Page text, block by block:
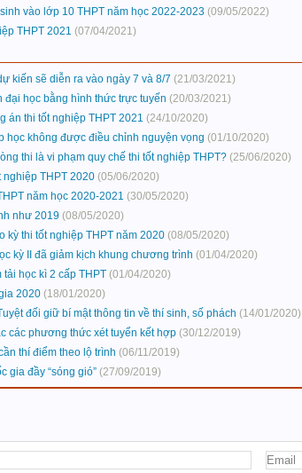
vào lớp 10 THPT năm học 2022-2023 (09/05/2022)
THPT 2021 (07/04/2021)
kiến sẽ diễn ra vào ngày 7 và 8/7 (21/03/2021)
học bằng hình thức trực tuyến (20/03/2021)
án thi tốt nghiệp THPT 2021 (24/10/2020)
học không được điều chỉnh nguyện vọng (01/10/2020)
thi là vi phạm quy chế thi tốt nghiệp THPT? (25/06/2020)
nghiệp THPT 2020 (05/06/2020)
năm học 2020-2021 (30/05/2020)
như 2019 (08/05/2020)
kỳ thi tốt nghiệp THPT năm 2020 (08/05/2020)
kỳ II đã giảm kịch khung chương trình (01/04/2020)
học kì 2 cấp THPT (01/04/2020)
2020 (18/01/2020)
đối giữ bí mật thông tin về thí sinh, số phách (14/01/2020)
các phương thức xét tuyển kết hợp (30/12/2019)
thí điểm theo lộ trình (06/11/2019)
gia đầy “sóng gió” (27/09/2019)